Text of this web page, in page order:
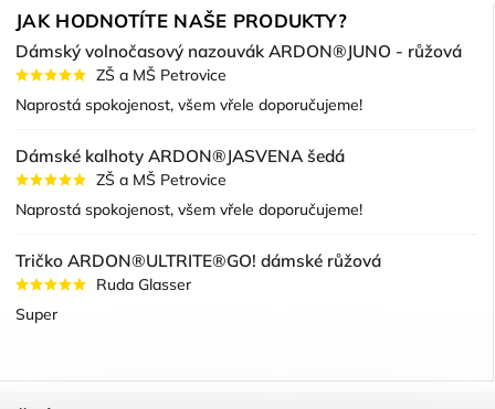
JAK HODNOTÍTE NAŠE PRODUKTY?
Dámský volnočasový nazouvák ARDON®JUNO - růžová
ZŠ a MŠ Petrovice
Naprostá spokojenost, všem vřele doporučujeme!
Dámské kalhoty ARDON®JASVENA šedá
ZŠ a MŠ Petrovice
Naprostá spokojenost, všem vřele doporučujeme!
Tričko ARDON®ULTRITE®GO! dámské růžová
Ruda Glasser
Super